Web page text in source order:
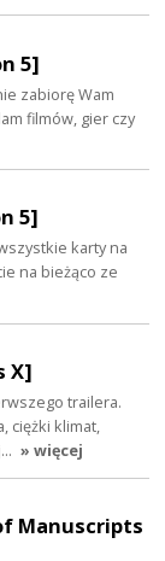
5]
zabiorę Wam
filmów, gier czy
5]
karty na
na bieżąco ze
X]
trailera.
ciężki klimat,
» więcej
Manuscripts